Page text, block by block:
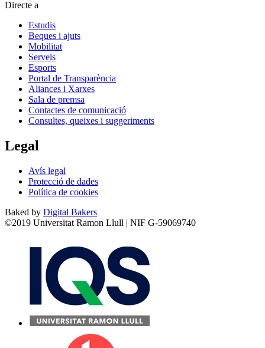
Directe a
Estudis
Beques i ajuts
Mobilitat
Serveis
Esports
Portal de Transparència
Aliances i Xarxes
Sala de premsa
Contactes de comunicació
Consultes, queixes i suggeriments
Legal
Avís legal
Protecció de dades
Política de cookies
Baked by Digital Bakers
©2019 Universitat Ramon Llull | NIF G-59069740